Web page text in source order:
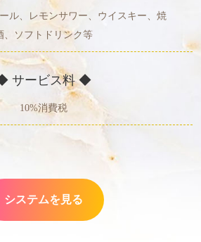
ル、レモンサワー、ウイスキー、焼
、ソフトドリンク等
サービス料 ◆
10%消費税
システムを見る